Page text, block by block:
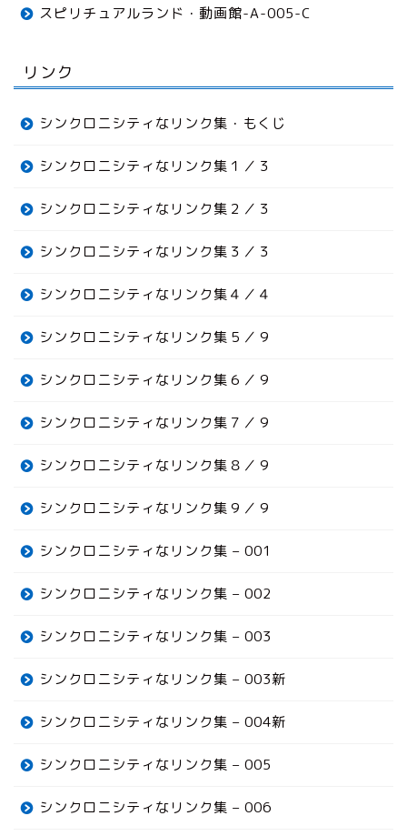
スピリチュアルランド・動画館-A-005-C
リンク
シンクロニシティなリンク集・もくじ
シンクロニシティなリンク集１／３
シンクロニシティなリンク集２／３
シンクロニシティなリンク集３／３
シンクロニシティなリンク集４／４
シンクロニシティなリンク集５／９
シンクロニシティなリンク集６／９
シンクロニシティなリンク集７／９
シンクロニシティなリンク集８／９
シンクロニシティなリンク集９／９
シンクロニシティなリンク集 – 001
シンクロニシティなリンク集 – 002
シンクロニシティなリンク集 – 003
シンクロニシティなリンク集 – 003新
シンクロニシティなリンク集 – 004新
シンクロニシティなリンク集 – 005
シンクロニシティなリンク集 – 006